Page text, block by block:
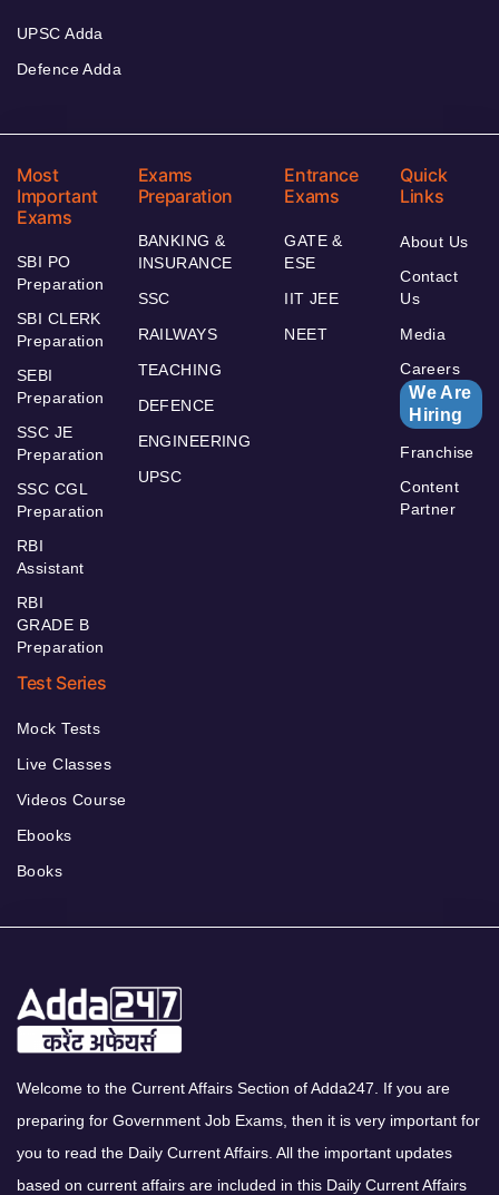
UPSC Adda
Defence Adda
Most
Important
Exams
SBI PO
Preparation
SBI CLERK
Preparation
SEBI
Preparation
SSC JE
Preparation
SSC CGL
Preparation
RBI
Assistant
RBI
GRADE B
Preparation
Exams
Preparation
BANKING &
INSURANCE
SSC
RAILWAYS
TEACHING
DEFENCE
ENGINEERING
UPSC
Entrance
Exams
GATE &
ESE
IIT JEE
NEET
Quick
Links
About Us
Contact
Us
Media
Careers
We Are
Hiring
Franchise
Content
Partner
Test Series
Mock Tests
Live Classes
Videos Course
Ebooks
Books
Welcome to the Current Affairs Section of Adda247. If you are
preparing for Government Job Exams, then it is very important for
you to read the Daily Current Affairs. All the important updates
based on current affairs are included in this Daily Current Affairs